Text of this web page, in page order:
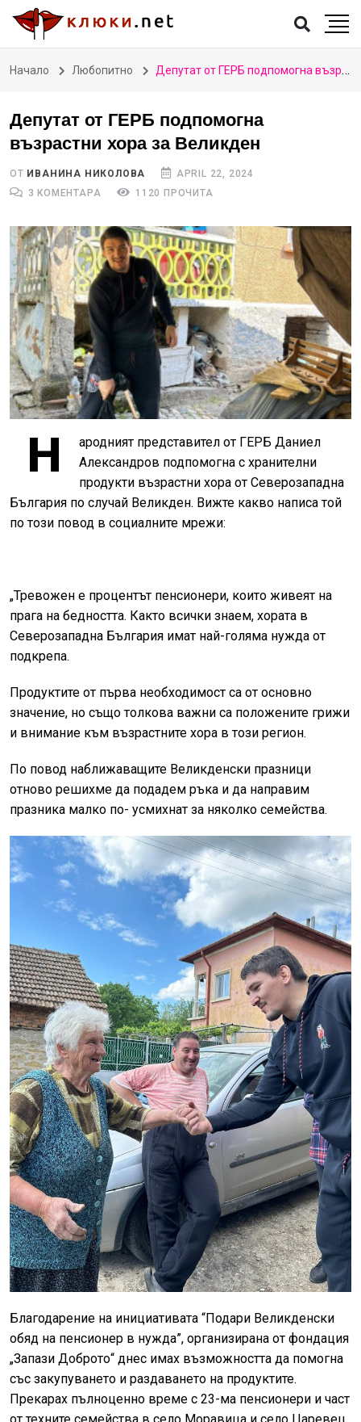
Начало Любопитно Депутат от ГЕРБ подпомогна възрастни хора за Великден
Депутат от ГЕРБ подпомогна
възрастни хора за Великден
ОТ ИВАНИНА НИКОЛОВА
APRIL 22, 2024
3 КОМЕНТАРА
1120 ПРОЧИТА
Н
ародният представител от ГЕРБ Даниел
Александров подпомогна с хранителни
продукти възрастни хора от Северозападна
България по случай Великден. Вижте какво написа той
по този повод в социалните мрежи:
„Тревожен е процентът пенсионери, които живеят на
прага на бедността. Както всички знаем, хората в
Северозападна България имат най-голяма нужда от
подкрепа.
Продуктите от първа необходимост са от основно
значение, но също толкова важни са положените грижи
и внимание към възрастните хора в този регион.
По повод наближаващите Великденски празници
отново решихме да подадем ръка и да направим
празника малко по- усмихнат за няколко семейства.
Благодарение на инициативата “Подари Великденски
обяд на пенсионер в нужда”, организирана от фондация
„Запази Доброто“ днес имах възможността да помогна
със закупуването и раздаването на продуктите.
Прекарах пълноценно време с 23-ма пенсионери и част